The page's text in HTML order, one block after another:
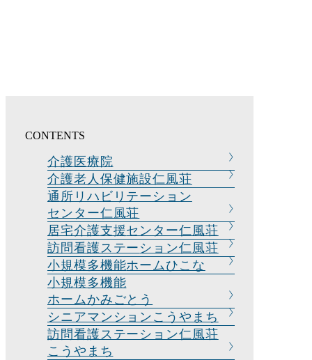
CONTENTS
介護医療院
介護老人保健施設仁風荘
通所リハビリテーション
センター仁風荘
居宅介護支援センター仁風荘
訪問看護ステー ション仁風荘
小規模多機能ホームひこな
小規模多機能
ホームかみごとう
シニアマンション こうやまち
訪問看護ステーション仁風荘
こうやまち